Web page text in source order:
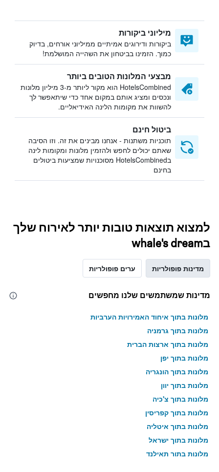
מיליוני ביקורות
ביקורות ודירוגים אמיתיים ממיליוני אורחים, בדיוק
כמוך. הזמינו בביטחון את השהייה המושלמת!
מבצעי המלונות הטובים ביותר
HotelsCombined הוא מקור ליותר מ-3 מיליון מלונות
ונכסים ומציג אותם במקום אחד כדי שיתאפשר לך
להשוות את מקומות הלינה האידיאליים.
ביטול חינם
תוכניות משתנות - אנחנו מבינים את זה. וזו הסיבה
שאתם יכולים לחפש ולהזמין מלונות ומקומות לינה
בHotelsCombined מסוכנויות שמציעות ביטולים
בחינם
למצוא תוצאות טובות יותר לאירוח שלך
בwhale's dream
מדינות פופולריות ערים פופולריות
מדינות שמשתמשים שלנו מחפשים
מלונות בתוך איחוד האמירויות הערביות
מלונות בתוך גרמניה
מלונות בתוך ארצות הברית
מלונות בתוך יפן
מלונות בתוך הונגריה
מלונות בתוך יוון
מלונות בתוך צ'כיה
מלונות בתוך קפריסין
מלונות בתוך איטליה
מלונות בתוך ישראל
מלונות בתוך תאילנד